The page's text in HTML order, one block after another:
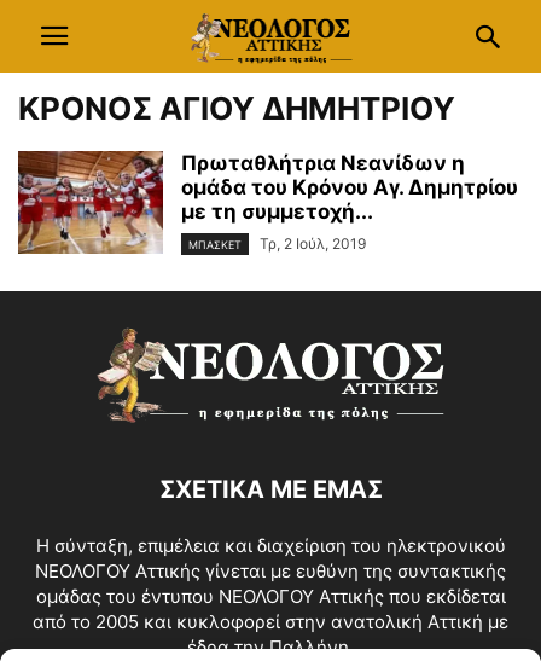
ΚΡΟΝΟΣ ΑΓΙΟΥ ΔΗΜΗΤΡΙΟΥ
Πρωταθλήτρια Νεανίδων η
ομάδα του Κρόνου Αγ. Δημητρίου
με τη συμμετοχή...
ΜΠΑΣΚΕΤ Τρ, 2 Ιούλ, 2019
ΣΧΕΤΙΚΑ ΜΕ ΕΜΑΣ
Η σύνταξη, επιμέλεια και διαχείριση του ηλεκτρονικού
ΝΕΟΛΟΓΟΥ Αττικής γίνεται με ευθύνη της συντακτικής
ομάδας του έντυπου ΝΕΟΛΟΓΟΥ Αττικής που εκδίδεται
από το 2005 και κυκλοφορεί στην ανατολική Αττική με
έδρα την Παλλήνη.